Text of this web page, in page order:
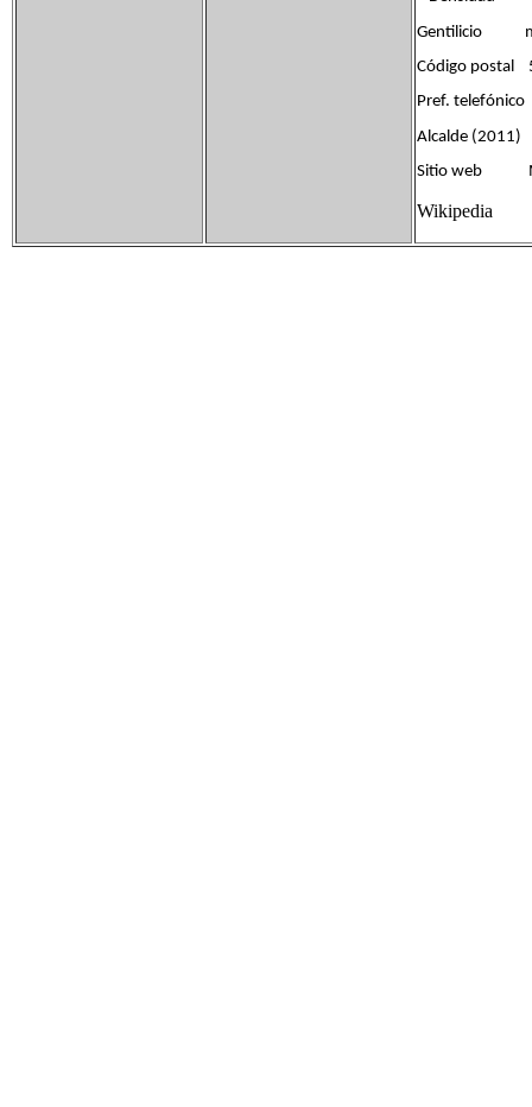
Gentilicio
Código postal
Pref.
Alcalde (2011)
Sitio web
Wikipedia